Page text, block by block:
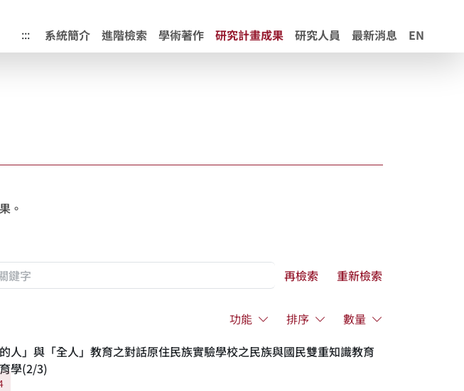
::: 系統簡介 進階檢索 學術著作 研究計畫成果 研究人員 最新消息 EN
。
再檢索
重新檢索
功能 排序
數量
人」與「全人」教育之對話原住民族實驗學校之民族與國民雙重知識教育
學(2/3)